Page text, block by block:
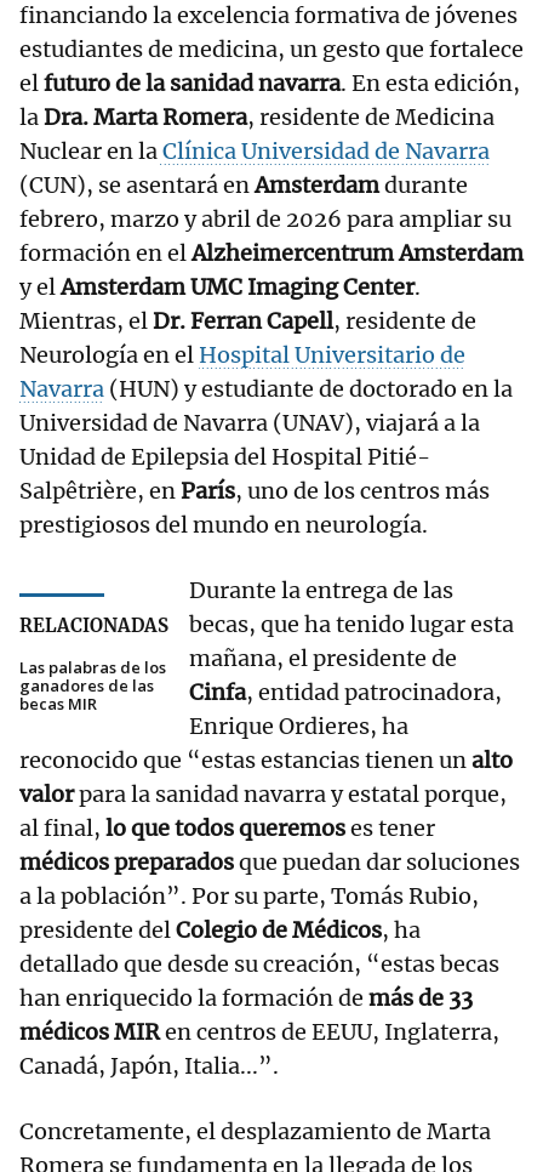
financiando la excelencia formativa de jóvenes
estudiantes de medicina, un gesto que fortalece
elfuturo de la sanidad navarra. En esta edición,
laDra. Marta Romera, residente de Medicina
Nuclear en laClínica Universidad de Navarra
(CUN), se asentará enAmsterdamdurante
febrero, marzo y abril de 2026 para ampliar su
formación en elAlzheimercentrum Amsterdam
y elAmsterdam UMC Imaging Center.
Mientras, elDr. Ferran Capell, residente de
Neurología en el Hospital Universitario de
Navarra (HUN) y estudiante de doctorado en la
Universidad de Navarra (UNAV), viajará a la
Unidad de Epilepsia del Hospital Pitié-
Salpêtrière, enParís, uno de los centros más
prestigiosos del mundo en neurología.
RELACIONADAS
Las palabras de los
ganadores de las
becas MIR
Durante la entrega de las
becas, que ha tenido lugar esta
mañana, el presidente de
Cinfa, entidad patrocinadora,
Enrique Ordieres, ha
reconocido que “estas estancias tienen unalto
valorpara la sanidad navarra y estatal porque,
al final, lo que todos queremoses tener
médicos preparadosque puedan dar soluciones
a la población”. Por su parte, Tomás Rubio,
presidente delColegio de Médicos, ha
detallado que desde su creación, “estas becas
han enriquecido la formación de más de 33
médicos MIRen centros de EEUU, Inglaterra,
Canadá, Japón, Italia...”.
Concretamente, el desplazamiento de Marta
Romera se fundamenta en la llegada de los